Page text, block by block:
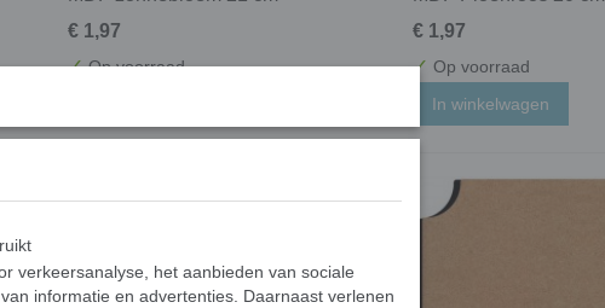
€ 1,97
✓Op voorraad
€ 1,97
✓ Op voorraad
In winkelwagen
verkeersanalyse, het aanbieden van sociale
informatie en advertenties. Daarnaast verlenen